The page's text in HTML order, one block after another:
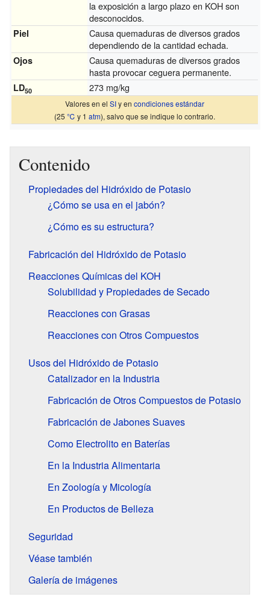
la exposición a largo plazo en KOH son
desconocidos.
Piel
Causa quemaduras de diversos grados
dependiendo de la cantidad echada.
Ojos
Causa quemaduras de diversos grados
hasta provocar ceguera permanente.
LD50 273 mg/kg
Valores en elSIy encondiciones estándar
(25℃ y 1atm), salvo que se indique lo contrario.
Contenido
Propiedades del Hidróxido de Potasio
¿Cómo se usa en el jabón?
¿Cómo es su estructura?
Fabricación del Hidróxido de Potasio
Reacciones Químicas del KOH
Solubilidad y Propiedades de Secado
Reacciones con Grasas
Reacciones con Otros Compuestos
Usos del Hidróxido de Potasio
Catalizador en la Industria
Fabricación de Otros Compuestos de Potasio
Fabricación de Jabones Suaves
Como Electrolito en Baterías
En la Industria Alimentaria
En Zoología y Micología
En Productos de Belleza
Seguridad
Véase también
Galería de imágenes